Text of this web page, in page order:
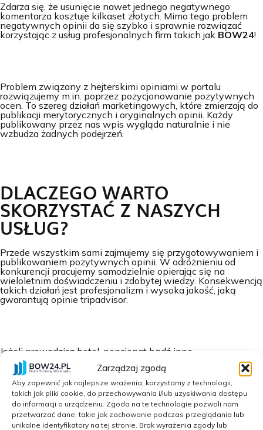
Zarządzaj zgodą
Aby zapewnić jak najlepsze wrażenia, korzystamy z technologii,
takich jak pliki cookie, do przechowywania i/lub uzyskiwania dostępu
do informacji o urządzeniu. Zgoda na te technologie pozwoli nam
przetwarzać dane, takie jak zachowanie podczas przeglądania lub
unikalne identyfikatory na tej stronie. Brak wyrażenia zgody lub
Zdarza się, że usunięcie nawet jednego negatywnego
komentarza kosztuje kilkaset złotych. Mimo tego problem
negatywnych opinii da się szybko i sprawnie rozwiązać
korzystając z usług profesjonalnych firm takich jak BOW24!
Problem związany z hejterskimi opiniami w portalu
rozwiązujemy m.in. poprzez pozycjonowanie pozytywnych
ocen. To szereg działań marketingowych, które zmierzają do
publikacji merytorycznych i oryginalnych opinii. Każdy
publikowany przez nas wpis wygląda naturalnie i nie
wzbudza żadnych podejrzeń.
DLACZEGO WARTO
SKORZYSTAĆ Z NASZYCH
USŁUG?
Przede wszystkim sami zajmujemy się przygotowywaniem i
publikowaniem pozytywnych opinii. W odróżnieniu od
konkurencji pracujemy samodzielnie opierając się na
wieloletnim doświadczeniu i zdobytej wiedzy. Konsekwencją
takich działań jest profesjonalizm i wysoka jakość, jaką
gwarantują opinie tripadvisor.
Jeżeli prowadzisz hotel, pensjonat bądź inne
przedsiębiorstwo turystyczne i zależy Ci na tym, aby miało
one jak najlepsze opinie w internecie, koniecznie kup
tripadvisor opinie o hotelach naBOW24. Tym sposobem
pozyskasz nie tylko skuteczną reklamę swojego biznesu, ale
również wielu nowych, lojalnych Klientów. Pamiętaj, że to
oni pomogą Ci i osiągnąć sukces na rynku. Zapraszamy do
zapoznania się z naszą ofertą i kontaktu z nami.